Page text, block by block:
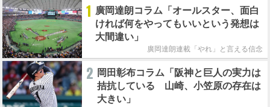
1 廣岡達朗コラム「オールスター、面白
ければ何をやってもいいという発想は
大間違い」
廣岡達朗連載「やれ」と言える信念
2 岡田彰布コラム「阪神と巨人の実力は
拮抗している 山崎、小笠原の存在は
大きい」